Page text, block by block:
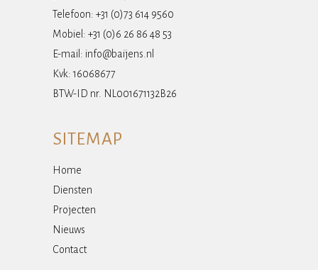
Telefoon: +31 (0)73 614 9560
Mobiel: +31 (0)6 26 86 48 53
E-mail: info@baijens.nl
Kvk: 16068677
BTW-ID nr. NL001671132B26
SITEMAP
Home
Diensten
Projecten
Nieuws
Contact